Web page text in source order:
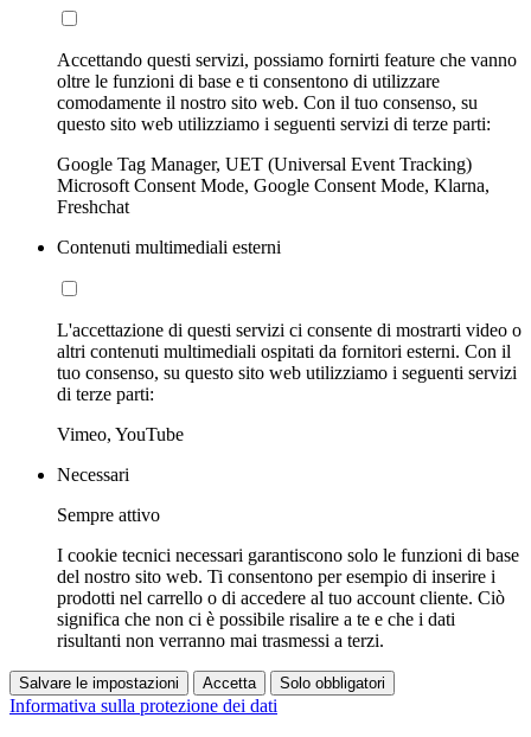
Accettando questi servizi, possiamo fornirti feature che vanno
oltre le funzioni di base e ti consentono di utilizzare
comodamente il nostro sito web. Con il tuo consenso, su
questo sito web utilizziamo i seguenti servizi di terze parti:
Google Tag Manager, UET (Universal Event Tracking)
Microsoft Consent Mode, Google Consent Mode, Klarna,
Freshchat
Contenuti multimediali esterni
L'accettazione di questi servizi ci consente di mostrarti video o
altri contenuti multimediali ospitati da fornitori esterni. Con il
tuo consenso, su questo sito web utilizziamo i seguenti servizi
di terze parti:
Vimeo, YouTube
Necessari
Sempre attivo
I cookie tecnici necessari garantiscono solo le funzioni di base
del nostro sito web. Ti consentono per esempio di inserire i
prodotti nel carrello o di accedere al tuo account cliente. Ciò
significa che non ci è possibile risalire a te e che i dati
risultanti non verranno mai trasmessi a terzi.
Salvare le impostazioni Accetta Solo obbligatori
Informativa sulla protezione dei dati